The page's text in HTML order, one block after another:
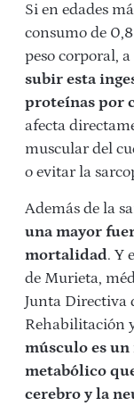
Si en edades
consumo de
peso corporal,
subir esta
proteínas por
afecta
muscular del
o evitar la
Además de la
una mayor
mortalidad. Y
de Murieta,
Junta Directiva
Rehabilitación
músculo es
metabólico
cerebro y la